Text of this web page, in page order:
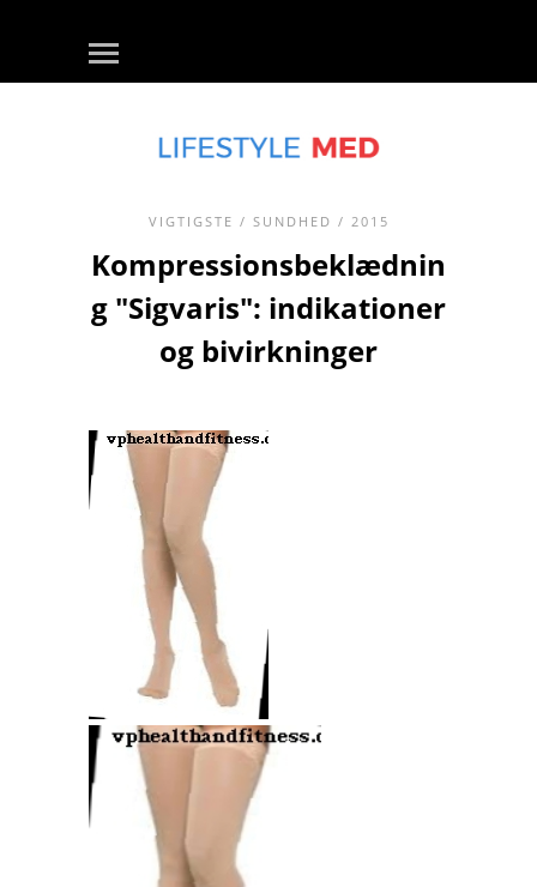
VIGTIGSTE / SUNDHED / 2015
Kompressionsbeklædnin
g "Sigvaris": indikationer
og bivirkninger